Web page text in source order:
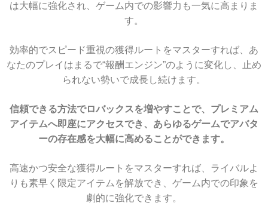
は大幅に強化され、ゲーム内での影響力も一気に高まりま
す。
効率的でスピード重視の獲得ルートをマスターすれば、あ
なたのプレイはまるで“報酬エンジン”のように変化し、止め
られない勢いで成長し続けます。
信頼できる方法でロバックスを増やすことで、プレミアム
アイテムへ即座にアクセスでき、あらゆるゲームでアバタ
ーの存在感を大幅に高めることができます。
高速かつ安全な獲得ルートをマスターすれば、ライバルよ
りも素早く限定アイテムを解放でき、ゲーム内での印象を
劇的に強化できます。